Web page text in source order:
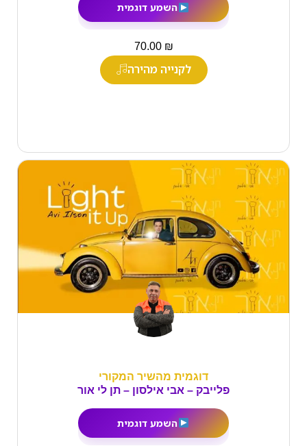
השמע דוגמית
70.00 ₪
לקנייה מהירה
דוגמית מהשיר המקורי
פלייבק – אבי אילסון – תן לי אור
השמע דוגמית